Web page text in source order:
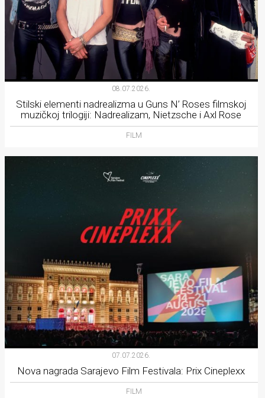
08.07.2026.
Stilski elementi nadrealizma u Guns N’ Roses filmskoj
muzičkoj trilogiji: Nadrealizam, Nietzsche i Axl Rose
FILM
07.07.2026.
Nova nagrada Sarajevo Film Festivala: Prix Cineplexx
FILM